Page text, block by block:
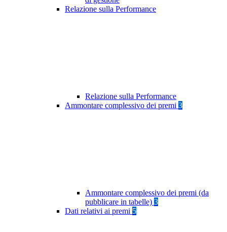
Relazione sulla Performance
Relazione sulla Performance
Ammontare complessivo dei premi 3
Ammontare complessivo dei premi (da
pubblicare in tabelle) 3
Dati relativi ai premi 5